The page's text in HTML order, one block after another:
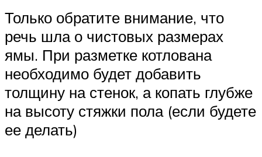
Только обратите внимание, что
речь шла о чистовых размерах
ямы. При разметке котлована
необходимо будет добавить
толщину на стенок, а копать глубже
на высоту стяжки пола (если будете
ее делать)